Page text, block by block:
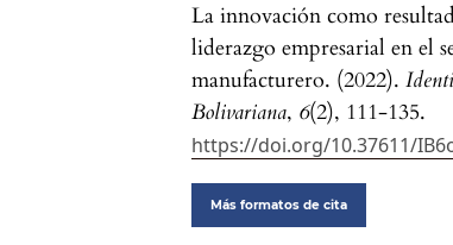
La innovación como
liderazgo empresarial en el
manufacturero. (2022).
Bolivariana, 6(2), 111-135.
https://doi.org/10.37611/
Más formatos de cita